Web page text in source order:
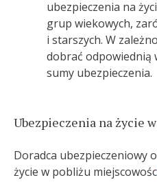
ubezpieczenia na
grup wiekowych,
i starszych. W
dobrać odpowiednią
sumy ubezpieczenia.
Ubezpieczenia na życie
Doradca ubezpieczeniowy
życie w pobliżu